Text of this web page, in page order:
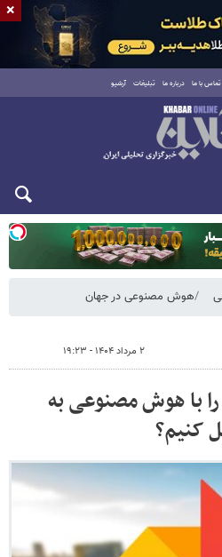
تماس با ما درباره ما تبلیغات آرشیو
هوش مصنوعی در جهان
۲ مرداد ۱۴۰۴ - ۱۹:۲۳
با هوش مصنوعی به
کنیم؟
×